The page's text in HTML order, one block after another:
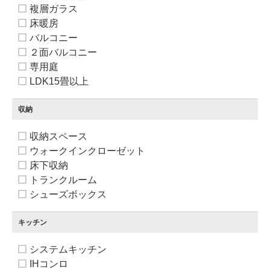
複層ガラス
床暖房
バルコニー
２面バルコニー
専用庭
LDK15畳以上
収納
収納スペース
ウォークインクローゼット
床下収納
トランクルーム
シューズボックス
キッチン
システムキッチン
IHコンロ